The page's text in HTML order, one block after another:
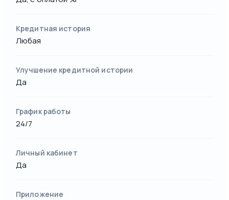
Кредитная история
Любая
Улучшение кредитной истории
Да
График работы
24/7
Личный кабинет
Да
Приложение